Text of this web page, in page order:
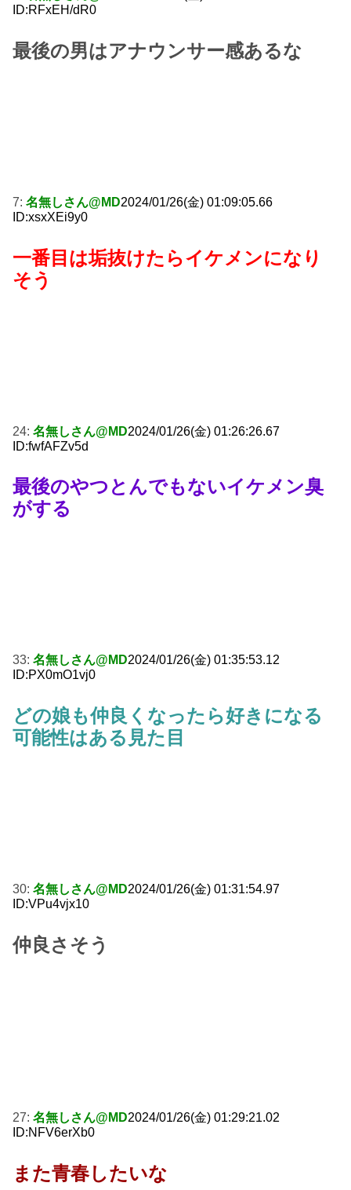
ID:RFxEH/dR0
最後の男はアナウンサー感あるな
7: 名無しさん@MD2024/01/26(金) 01:09:05.66
ID:xsxXEi9y0
一番目は垢抜けたらイケメンになり
そう
24: 名無しさん@MD2024/01/26(金) 01:26:26.67
ID:fwfAFZv5d
最後のやつとんでもないイケメン臭
がする
33: 名無しさん@MD2024/01/26(金) 01:35:53.12
ID:PX0mO1vj0
どの娘も仲良くなったら好きになる
可能性はある見た目
30: 名無しさん@MD2024/01/26(金) 01:31:54.97
ID:VPu4vjx10
仲良さそう
27: 名無しさん@MD2024/01/26(金) 01:29:21.02
ID:NFV6erXb0
また青春したいな